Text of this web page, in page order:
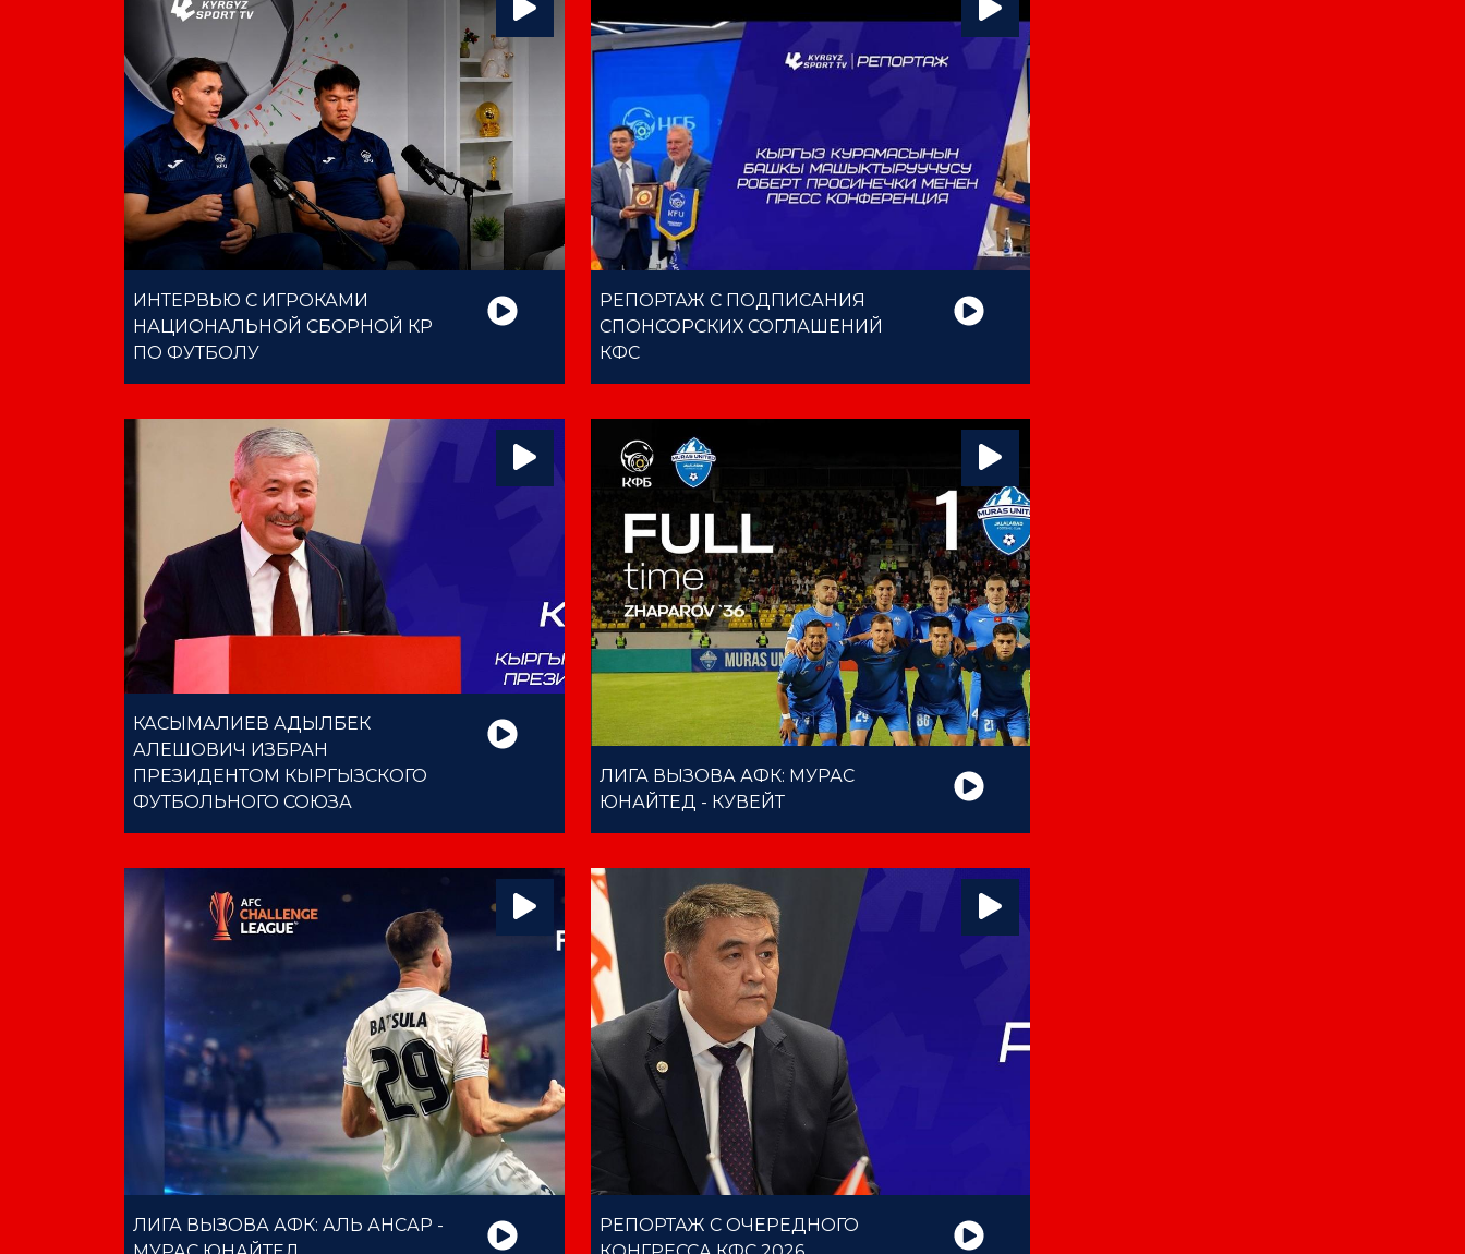
ИНТЕРВЬЮ С ИГРОКАМИ
НАЦИОНАЛЬНОЙ СБОРНОЙ КР
ПО ФУТБОЛУ
РЕПОРТАЖ С ПОДПИСАНИЯ
СПОНСОРСКИХ СОГЛАШЕНИЙ
КФС
КАСЫМАЛИЕВ АДЫЛБЕК
АЛЕШОВИЧ ИЗБРАН
ПРЕЗИДЕНТОМ КЫРГЫЗСКОГО
ФУТБОЛЬНОГО СОЮЗА
ЛИГА ВЫЗОВА АФК: МУРАС
ЮНАЙТЕД - КУВЕЙТ
ЛИГА ВЫЗОВА АФК: АЛЬ АНСАР -
РЕПОРТАЖ С ОЧЕРЕДНОГО